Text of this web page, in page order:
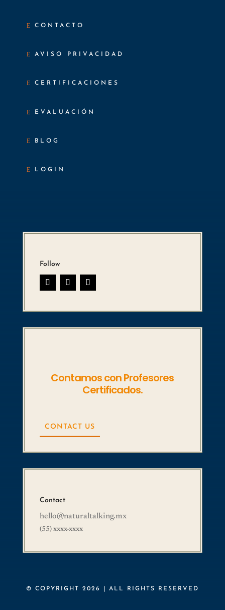
CONTACTO
AVISO PRIVACIDAD
CERTIFICACIONES
EVALUACIÓN
BLOG
LOGIN
Follow
Contamos con Profesores
Certificados.
CONTACT US
Contact
hello@naturaltalking.mx
(55) xxxx-xxxx
© COPYRIGHT 2026 | ALL RIGHTS RESERVED